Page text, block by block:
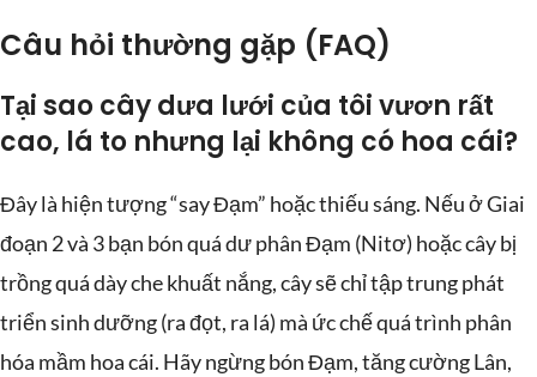
Câu hỏi thường gặp (FAQ)
Tại sao cây dưa lưới của tôi vươn rất
cao, lá to nhưng lại không có hoa cái?
Đây là hiện tượng “say Đạm” hoặc thiếu sáng. Nếu ở Giai
đoạn 2 và 3 bạn bón quá dư phân Đạm (Nitơ) hoặc cây bị
trồng quá dày che khuất nắng, cây sẽ chỉ tập trung phát
triển sinh dưỡng (ra đọt, ra lá) mà ức chế quá trình phân
hóa mầm hoa cái. Hãy ngừng bón Đạm, tăng cường Lân,